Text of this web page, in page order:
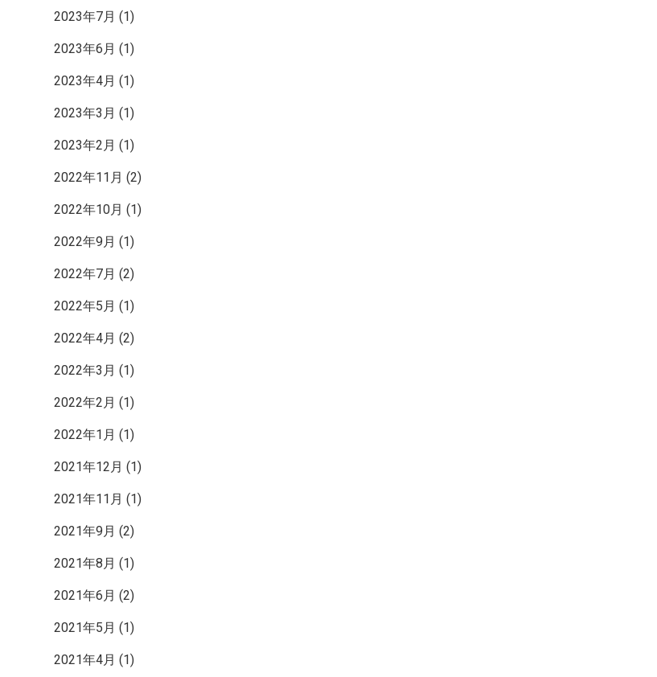
2023年7月 (1)
2023年6月 (1)
2023年4月 (1)
2023年3月 (1)
2023年2月 (1)
2022年11月 (2)
2022年10月 (1)
2022年9月 (1)
2022年7月 (2)
2022年5月 (1)
2022年4月 (2)
2022年3月 (1)
2022年2月 (1)
2022年1月 (1)
2021年12月 (1)
2021年11月 (1)
2021年9月 (2)
2021年8月 (1)
2021年6月 (2)
2021年5月 (1)
2021年4月 (1)